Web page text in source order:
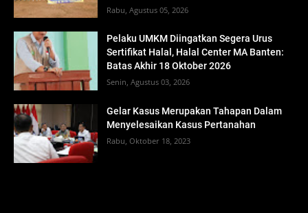
Rabu, Agustus 05, 2026
Pelaku UMKM Diingatkan Segera Urus
Sertifikat Halal, Halal Center MA Banten:
Batas Akhir 18 Oktober 2026
Senin, Agustus 03, 2026
Gelar Kasus Merupakan Tahapan Dalam
Menyelesaikan Kasus Pertanahan
Rabu, Oktober 18, 2023